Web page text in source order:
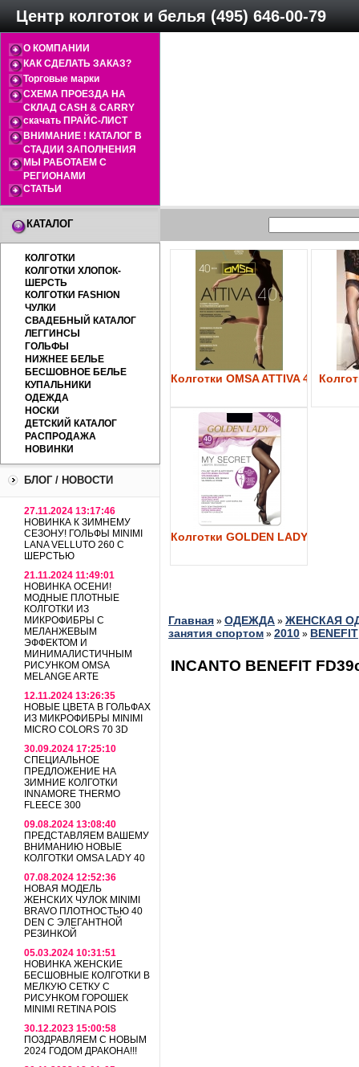
Центр колготок и белья (495) 646-00-79
О КОМПАНИИ
КАК СДЕЛАТЬ ЗАКАЗ?
Торговые марки
СХЕМА ПРОЕЗДА НА
СКЛАД CASH & CARRY
скачать ПРАЙС-ЛИСТ
ВНИМАНИЕ ! КАТАЛОГ В
СТАДИИ ЗАПОЛНЕНИЯ
МЫ РАБОТАЕМ С
РЕГИОНАМИ
СТАТЬИ
КАТАЛОГ
КОЛГОТКИ
КОЛГОТКИ ХЛОПОК-
ШЕРСТЬ
КОЛГОТКИ FASHION
ЧУЛКИ
СВАДЕБНЫЙ КАТАЛОГ
ЛЕГГИНСЫ
ГОЛЬФЫ
НИЖНЕЕ БЕЛЬЕ
БЕСШОВНОЕ БЕЛЬЕ
КУПАЛЬНИКИ
ОДЕЖДА
НОСКИ
ДЕТСКИЙ КАТАЛОГ
РАСПРОДАЖА
НОВИНКИ
БЛОГ / НОВОСТИ
27.11.2024 13:17:46
НОВИНКА К ЗИМНЕМУ
СЕЗОНУ! ГОЛЬФЫ MINIMI
LANA VELLUTO 260 С
ШЕРСТЬЮ
21.11.2024 11:49:01
НОВИНКА ОСЕНИ!
МОДНЫЕ ПЛОТНЫЕ
КОЛГОТКИ ИЗ
МИКРОФИБРЫ С
МЕЛАНЖЕВЫМ
ЭФФЕКТОМ И
МИНИМАЛИСТИЧНЫМ
РИСУНКОМ OMSA
MELANGE ARTE
12.11.2024 13:26:35
НОВЫЕ ЦВЕТА В ГОЛЬФАХ
ИЗ МИКРОФИБРЫ MINIMI
MICRO COLORS 70 3D
30.09.2024 17:25:10
СПЕЦИАЛЬНОЕ
ПРЕДЛОЖЕНИЕ НА
ЗИМНИЕ КОЛГОТКИ
INNAMORE THERMO
FLEECE 300
09.08.2024 13:08:40
ПРЕДСТАВЛЯЕМ ВАШЕМУ
ВНИМАНИЮ НОВЫЕ
КОЛГОТКИ OMSA LADY 40
07.08.2024 12:52:36
НОВАЯ МОДЕЛЬ
ЖЕНСКИХ ЧУЛОК MINIMI
BRAVO ПЛОТНОСТЬЮ 40
DEN С ЭЛЕГАНТНОЙ
РЕЗИНКОЙ
05.03.2024 10:31:51
НОВИНКА ЖЕНСКИЕ
БЕСШОВНЫЕ КОЛГОТКИ В
МЕЛКУЮ СЕТКУ С
РИСУНКОМ ГОРОШЕК
MINIMI RETINA POIS
30.12.2023 15:00:58
ПОЗДРАВЛЯЕМ С НОВЫМ
2024 ГОДОМ ДРАКОНА!!!
Колготки OMSA ATTIVA 40
Колготки GOLDEN LADY My
Главная » ОДЕЖДА » ЖЕНСКАЯ
занятия спортом » 2010 » BENEFIT
INCANTO BENEFIT